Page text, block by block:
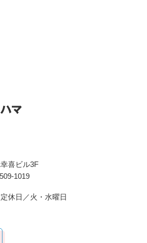
喜ビル3F
1019
休日／火・水曜日